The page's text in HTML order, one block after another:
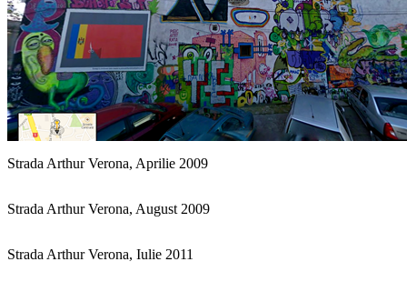
Strada Arthur Verona, Aprilie 2009
Strada Arthur Verona, August 2009
Strada Arthur Verona, Iulie 2011